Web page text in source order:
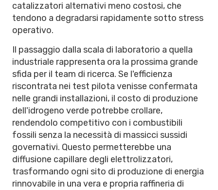
catalizzatori alternativi meno costosi, che
tendono a degradarsi rapidamente sotto stress
operativo.
Il passaggio dalla scala di laboratorio a quella
industriale rappresenta ora la prossima grande
sfida per il team di ricerca. Se l'efficienza
riscontrata nei test pilota venisse confermata
nelle grandi installazioni, il costo di produzione
dell'idrogeno verde potrebbe crollare,
rendendolo competitivo con i combustibili
fossili senza la necessità di massicci sussidi
governativi. Questo permetterebbe una
diffusione capillare degli elettrolizzatori,
trasformando ogni sito di produzione di energia
rinnovabile in una vera e propria raffineria di